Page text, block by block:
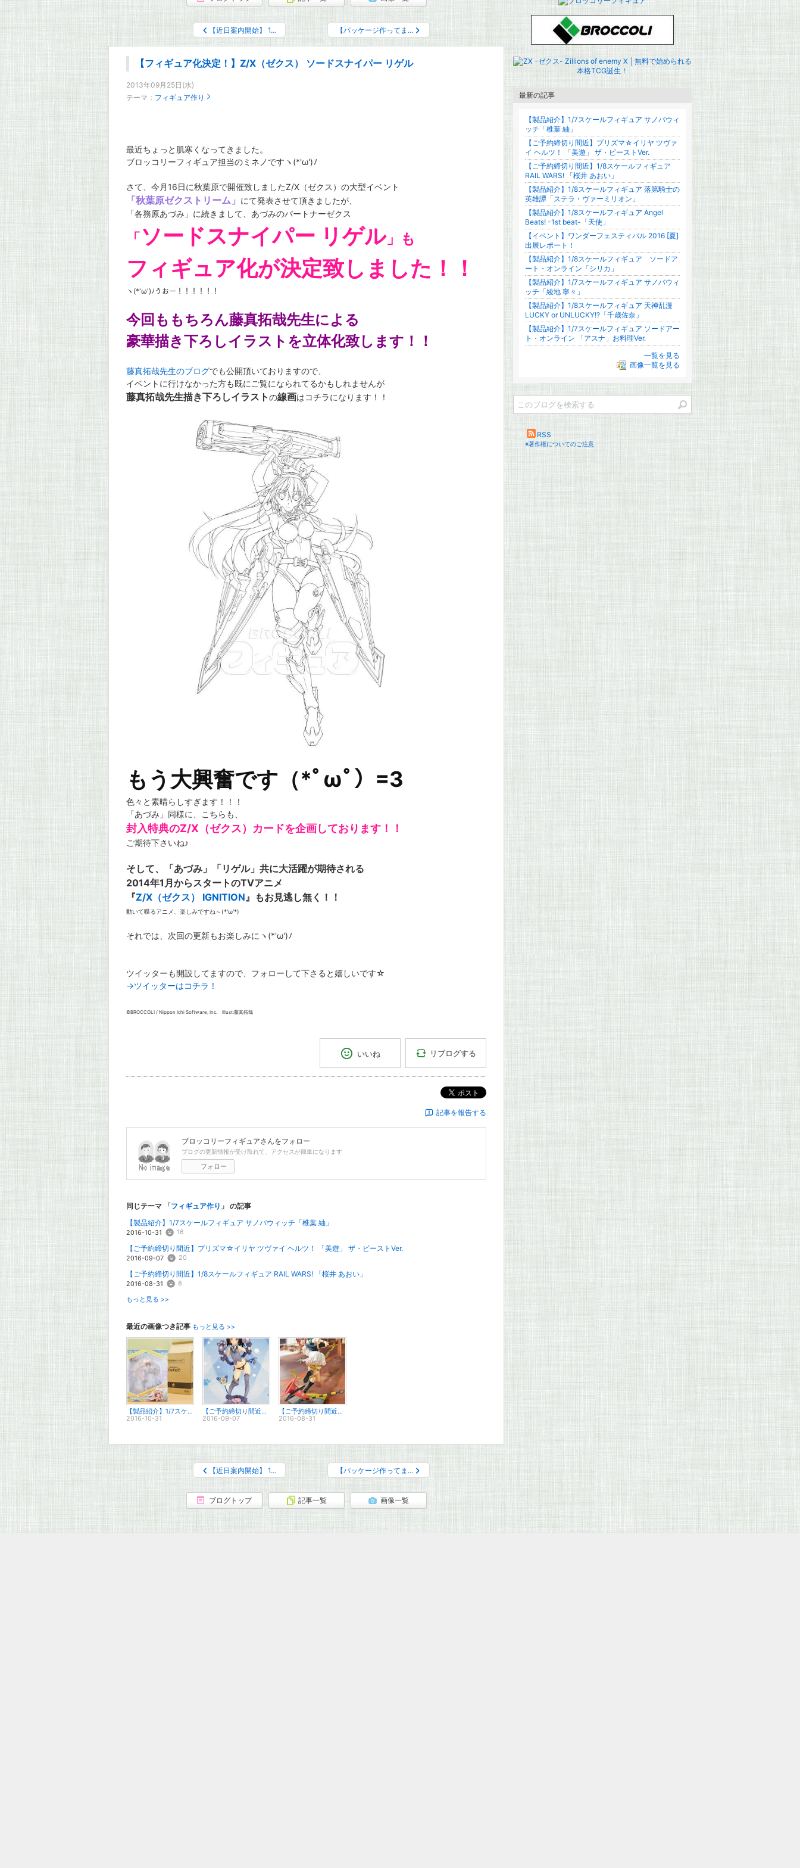
【近日案内開始】 1… 【パッケージ作ってま…
【フィギュア化決定！】Z/X（ゼクス） ソードスナイパー リゲル
2013年09月25日(水)
テーマ： フィギュア作り
最近ちょっと肌寒くなってきました。
ブロッコリーフィギュア担当のミネノですヽ(*'ω')ﾉ
さて、今月16日に秋葉原で開催致しましたZ/X（ゼクス）の大型イベント
「秋葉原ゼクストリーム」 にて発表させて頂きましたが、
「各務原あづみ」に続きまして、あづみのパートナーゼクス
「ソードスナイパー リゲル」も
フィギュア化が決定致しました！！
ヽ(*'ω')ﾉうおー！ ！！！！！
今回ももちろん藤真拓哉先生による
豪華描き下ろしイラストを立体化致します！！
藤真拓哉先生のブログでも公開頂いておりますので、
イベントに行けなかった方も既にご覧になられてるかもしれませんが
藤真拓哉先生描き下ろしイラストの線画はコチラになります！！
もう大興奮です（*ﾟωﾟ）=3
色々と素晴らしすぎます！！！
「あづみ」同様に、こちらも、
封入特典のZ/X（ゼクス）カードを企画しております！！
ご期待下さいね♪
そして、「あづみ」「リゲル」共に大活躍が期待される
2014年1月からスタートのTVアニメ
『Z/X（ゼクス） IGNITION』もお見逃し無く！！
動いて喋るアニメ、楽しみですね～(*'ω'*)
それでは、次回の更新もお楽しみにヽ(*'ω')ﾉ
ツイッターも開設してますので、フォローして下さると嬉しいです☆
→ツイッターはコチラ！
©BROCCOLI / Nippon Ichi Software, Inc. Illust:藤真拓哉
いいね リブログする
ポスト
記事を報告する
ブロッコリーフィギュアさんをフォロー
ブログの更新情報が受け取れて、アクセスが簡単になります
フォロー
同じテーマ 「フィギュア作り 」 の記事
【製品紹介】1/7スケールフィギュア サノバウィッチ「椎葉 紬」
2016-10-31 16
【ご予約締切り間近】プリズマ☆イリヤ ツヴァイ ヘルツ！ 「美遊」 ザ・ビーストVer.
2016-09-07 20
【ご予約締切り間近】1/8スケールフィギュア RAIL WARS! 「桜井 あおい」
2016-08-31 8
もっと見る >>
最近の画像つき記事 もっと見る >>
【製品紹介】1/7スケールフィギュア サノバウィッチ「椎葉 紬」
2016-10-31
【ご予約締切り間近】プリズマ☆イリヤ ツヴァイ ヘルツ！ 「美遊」 ザ・ビーストVer.
2016-09-07
【ご予約締切り間近】1/8スケールフィギュア RAIL WARS! 「桜井 あおい」
2016-08-31
【近日案内開始】 1… 【パッケージ作ってま…
ブログトップ 記事一覧 画像一覧
最新の記事
【製品紹介】1/7スケールフィギュア サノバウィ
ッチ「椎葉 紬」
【ご予約締切り間近】プリズマ☆イリヤ ツヴァ
イ ヘルツ！ 「美遊」 ザ・ビーストVer.
【ご予約締切り間近】1/8スケールフィギュア
RAIL WARS! 「桜井 あおい」
【製品紹介】1/8スケールフィギュア 落第騎士の
英雄譚「ステラ・ヴァーミリオン」
【製品紹介】1/8スケールフィギュア Angel
Beats! -1st beat-「天使」
【イベント】ワンダーフェスティバル 2016 [夏]
出展レポート！
【製品紹介】1/8スケールフィギュア ソードア
ート・オンライン「シリカ」
【製品紹介】1/7スケールフィギュア サノバウィ
ッチ「綾地 寧々」
【製品紹介】1/8スケールフィギュア 天神乱漫
LUCKY or UNLUCKY!?「千歳佐奈」
【製品紹介】1/7スケールフィギュア ソードアー
ト・オンライン 「アスナ」お料理Ver.
一覧を見る
画像一覧を見る
RSS
※著作権についてのご注意